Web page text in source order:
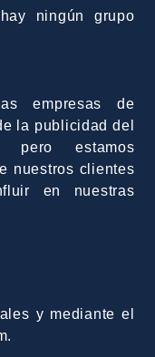
ningún grupo
empresas de
la publicidad del
estamos
nuestros clientes
en nuestras
y mediante el